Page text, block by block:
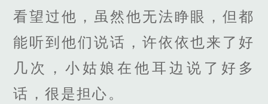
看望过他，虽然他无法睁眼，但都
能听到他们说话，许依依也来了好
几次，小姑娘在他耳边说了好多
话，很是担心。